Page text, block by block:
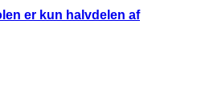
er kun halvdelen af